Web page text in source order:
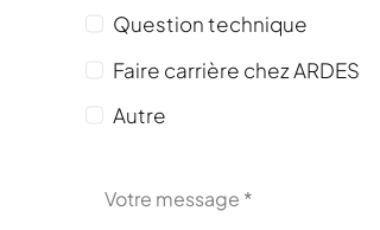
Question technique
Faire carrière chez ARDES
Autre